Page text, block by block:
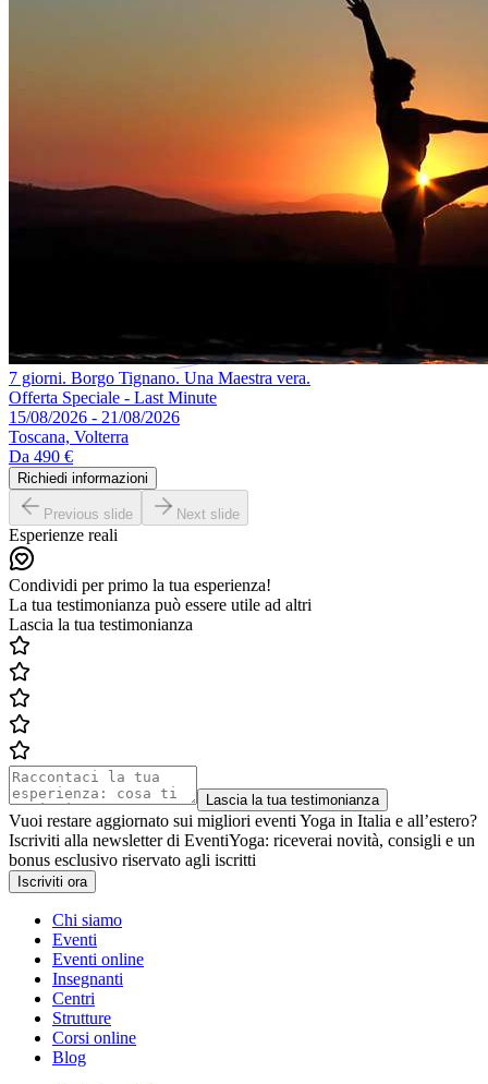
7 giorni. Borgo Tignano. Una Maestra vera.
Offerta Speciale - Last Minute
15/08/2026 - 21/08/2026
Toscana, Volterra
Da 490 €
Richiedi informazioni
Previous slide Next slide
Esperienze reali
Condividi per primo la tua esperienza!
La tua testimonianza può essere utile ad altri
Lascia la tua testimonianza
Lascia la tua testimonianza
Vuoi restare aggiornato sui migliori eventi Yoga in Italia e all’estero?
Iscriviti alla newsletter di EventiYoga: riceverai novità, consigli e un
bonus esclusivo riservato agli iscritti
Iscriviti ora
Chi siamo
Eventi
Eventi online
Insegnanti
Centri
Strutture
Corsi online
Blog